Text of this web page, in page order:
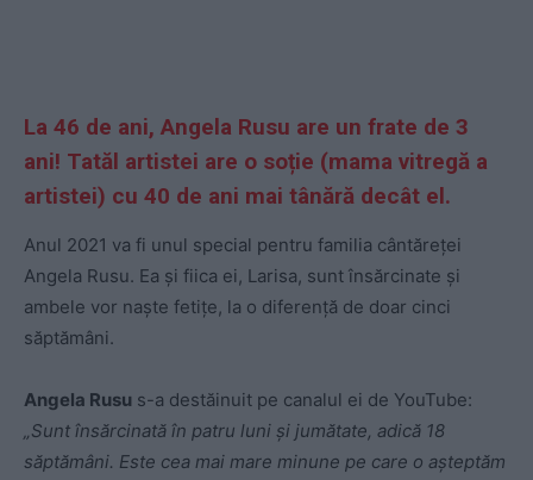
La 46 de ani, Angela Rusu are un frate de 3
ani! Tatăl artistei are o soție (mama vitregă a
artistei) cu 40 de ani mai tânără decât el.
Anul 2021 va fi unul special pentru familia cântăreței
Angela Rusu. Ea și fiica ei, Larisa, sunt însărcinate și
ambele vor naște fetițe, la o diferență de doar cinci
săptămâni.
Angela Rusu s-a destăinuit pe canalul ei de YouTube:
„Sunt însărcinată în patru luni și jumătate, adică 18
săptămâni. Este cea mai mare minune pe care o aşteptăm